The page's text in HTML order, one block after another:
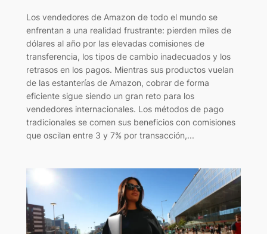
Los vendedores de Amazon de todo el mundo se
enfrentan a una realidad frustrante: pierden miles de
dólares al año por las elevadas comisiones de
transferencia, los tipos de cambio inadecuados y los
retrasos en los pagos. Mientras sus productos vuelan
de las estanterías de Amazon, cobrar de forma
eficiente sigue siendo un gran reto para los
vendedores internacionales. Los métodos de pago
tradicionales se comen sus beneficios con comisiones
que oscilan entre 3 y 7% por transacción,...